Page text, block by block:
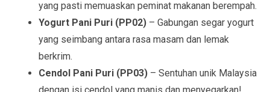
yang pasti memuaskan peminat makanan berempah.
Yogurt Pani Puri (PP02) – Gabungan segar yogurt
yang seimbang antara rasa masam dan lemak
berkrim.
Cendol Pani Puri (PP03) – Sentuhan unik Malaysia